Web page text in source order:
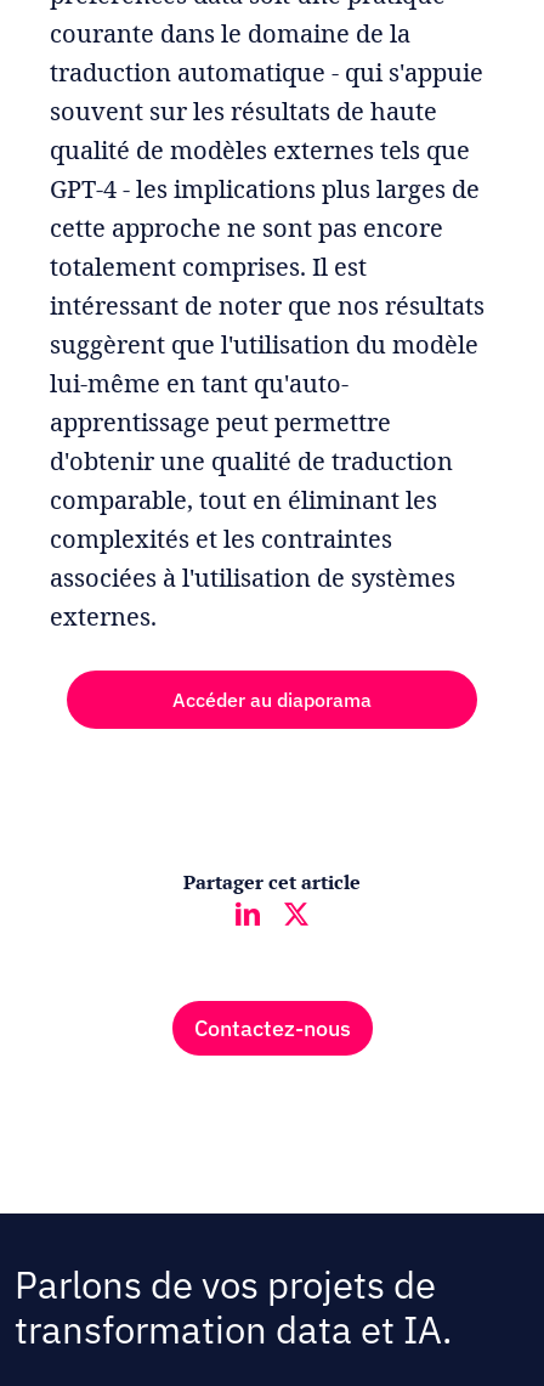
courante dans le domaine de la
traduction automatique - qui s'appuie
souvent sur les résultats de haute
qualité de modèles externes tels que
GPT-4 - les implications plus larges de
cette approche ne sont pas encore
totalement comprises. Il est
intéressant de noter que nos résultats
suggèrent que l'utilisation du modèle
lui-même en tant qu'auto-
apprentissage peut permettre
d'obtenir une qualité de traduction
comparable, tout en éliminant les
complexités et les contraintes
associées à l'utilisation de systèmes
externes.
Accéder au diaporama
Partager cet article
Contactez-nous
Parlons de vos projets de
transformation data et IA.